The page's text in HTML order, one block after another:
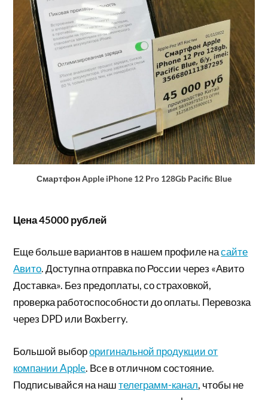
Смартфон Apple iPhone 12 Pro 128Gb Pacific Blue
Цена 45000 рублей
Еще больше вариантов в нашем профиле насайте
Авито. Доступна отправка по России через «Авито
Доставка». Без предоплаты, со страховкой,
проверка работоспособности до оплаты. Перевозка
через DPD или Boxberry.
Большой выбороригинальной продукции от
компании Apple. Все в отличном состояние.
Подписывайся на наштелеграмм-канал, чтобы не